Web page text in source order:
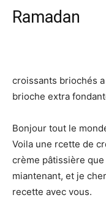
Ramadan
croissants briochés
brioche extra
Bonjour tout le
Voila une rcette de
crème pâtissière que
miantenant, et je
recette avec vous.